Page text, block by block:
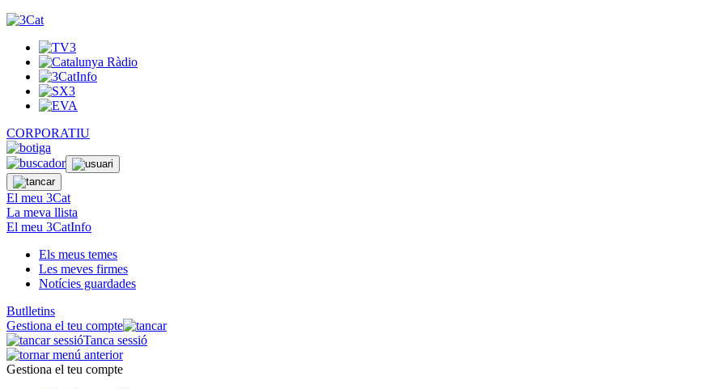
CORPORATIU
El meu 3Cat
La meva llista
El meu 3CatInfo
Els meus temes
Les meves firmes
Notícies guardades
Butlletins
Gestiona el teu compte
Tanca sessió
Gestiona el teu compte